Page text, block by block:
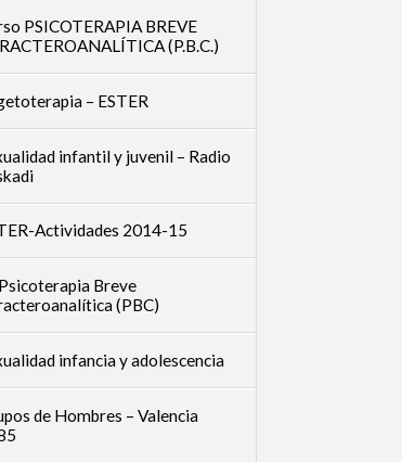
PSICOTERAPIA BREVE
(P.B.C.)
– ESTER
infantil y juvenil – Radio
Actividades 2014-15
Breve
(PBC)
infancia y adolescencia
de Hombres – Valencia